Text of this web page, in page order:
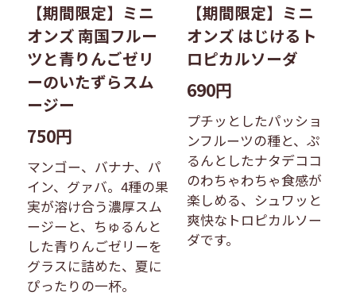
【期間限定】ミニ
オンズ 南国フルー
ツと青りんごゼリ
ーのいたずらスム
ージー
750円
マンゴー、バナナ、パ
イン、グァバ。4種の果
実が溶け合う濃厚スム
ージーと、ちゅるんと
した青りんごゼリーを
グラスに詰めた、夏に
ぴったりの一杯。
【期間限定】ミニ
オンズ はじけるト
ロピカルソーダ
690円
プチッとしたパッショ
ンフルーツの種と、ぷ
るんとしたナタデココ
のわちゃわちゃ食感が
楽しめる、シュワッと
爽快なトロピカルソー
ダです。